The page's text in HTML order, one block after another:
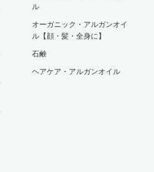
ル
オーガニック・アルガンオイ
ル【顔・髪・全身に】
石鹸
ヘアケア・アルガンオイル